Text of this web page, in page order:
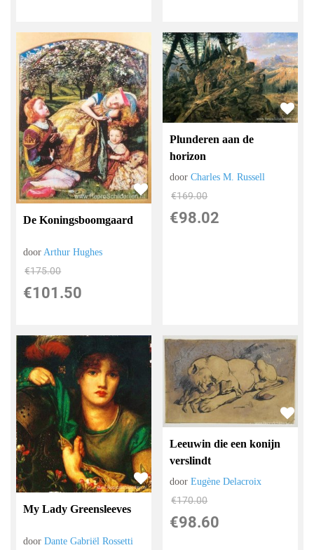
De Koningsboomgaard
doorArthur Hughes
€175.00
€101.50
Plunderen aan de
horizon
doorCharles M. Russell
€169.00
€98.02
My Lady Greensleeves
doorDante Gabriël Rossetti
Leeuwin die een konijn
verslindt
doorEugène Delacroix
€170.00
€98.60